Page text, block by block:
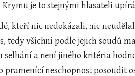
Krymu je to stejnými hlasateli
kteří nic nedokázali, nic
tedy všichni podle jejich soudů
selhání a není jiného kritéria
pramenící neschopnost posoudit